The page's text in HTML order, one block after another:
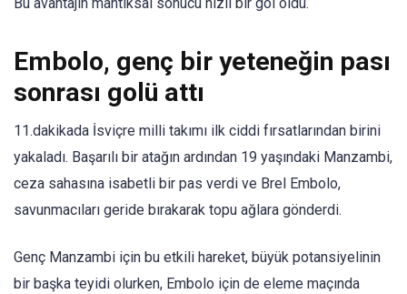
Embolo, genç bir yeteneğin pası
sonrası golü attı
11.dakikada İsviçre milli takımı ilk ciddi fırsatlarından birini
yakaladı. Başarılı bir atağın ardından 19 yaşındaki Manzambi,
ceza sahasına isabetli bir pas verdi ve Brel Embolo,
savunmacıları geride bırakarak topu ağlara gönderdi.
Genç Manzambi için bu etkili hareket, büyük potansiyelinin
bir başka teyidi olurken, Embolo için de eleme maçında